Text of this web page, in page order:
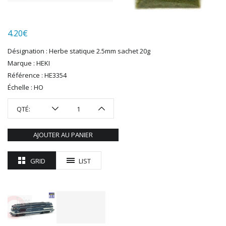
MAKETTE
MARLKIN
MKD
NOREV
NOVATEUR MODELES
PECO
PG mini
PN SUD MODELISME
PRINCE AUGUST
RÉGIONS ET COMPAGNIES
4.20€
Désignation : Herbe statique 2.5mm sachet 20g
Marque : HEKI
Référence : HE3354
Échelle : HO
QTÉ:
AJOUTER AU PANIER
GRID LIST